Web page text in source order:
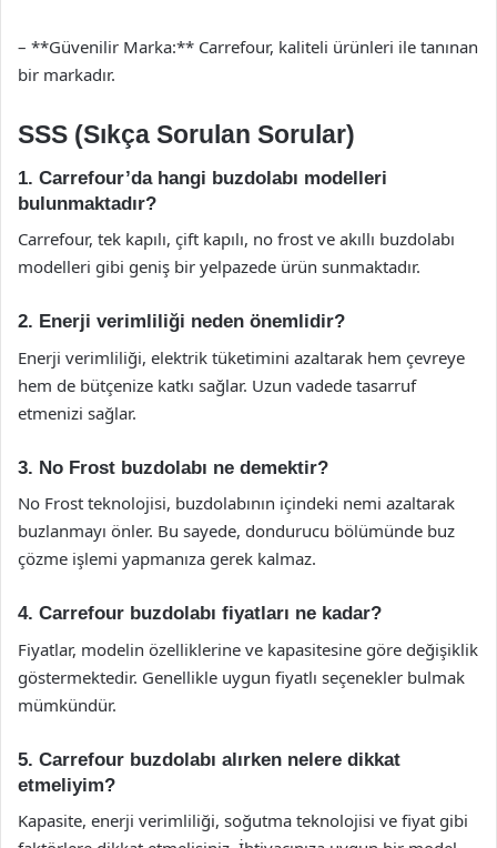
– **Güvenilir Marka:** Carrefour, kaliteli ürünleri ile tanınan
bir markadır.
SSS (Sıkça Sorulan Sorular)
1. Carrefour’da hangi buzdolabı modelleri
bulunmaktadır?
Carrefour, tek kapılı, çift kapılı, no frost ve akıllı buzdolabı
modelleri gibi geniş bir yelpazede ürün sunmaktadır.
2. Enerji verimliliği neden önemlidir?
Enerji verimliliği, elektrik tüketimini azaltarak hem çevreye
hem de bütçenize katkı sağlar. Uzun vadede tasarruf
etmenizi sağlar.
3. No Frost buzdolabı ne demektir?
No Frost teknolojisi, buzdolabının içindeki nemi azaltarak
buzlanmayı önler. Bu sayede, dondurucu bölümünde buz
çözme işlemi yapmanıza gerek kalmaz.
4. Carrefour buzdolabı fiyatları ne kadar?
Fiyatlar, modelin özelliklerine ve kapasitesine göre değişiklik
göstermektedir. Genellikle uygun fiyatlı seçenekler bulmak
mümkündür.
5. Carrefour buzdolabı alırken nelere dikkat
etmeliyim?
Kapasite, enerji verimliliği, soğutma teknolojisi ve fiyat gibi